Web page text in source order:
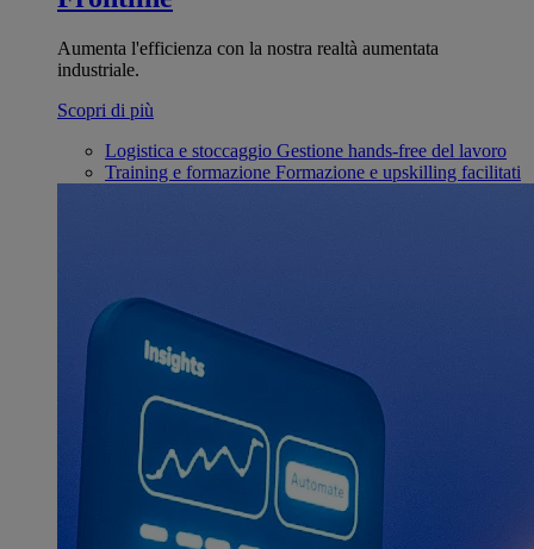
Aumenta l'efficienza con la nostra realtà aumentata
industriale.
Scopri di più
Logistica e stoccaggio Gestione hands-free del lavoro
Training e formazione Formazione e upskilling facilitati